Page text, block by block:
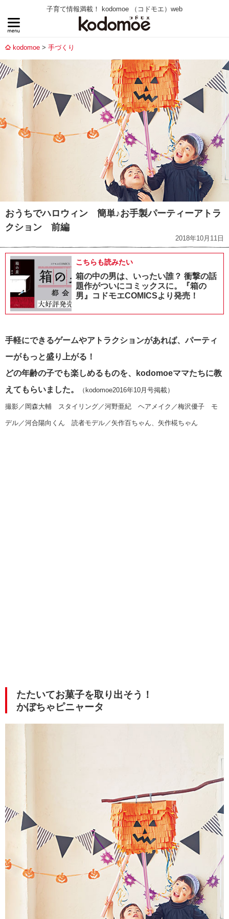
子育て情報満載！ kodomoe （コドモエ）web
kodomoe 手づくり
おうちでハロウィン 簡単♪お手製パーティーアトラ
クション 前編
2018年10月11日
こちらも読みたい
箱の中の男は、いったい誰？ 衝撃の話
題作がついにコミックスに。『箱の
男』コドモエCOMICSより発売！
手軽にできるゲームやアトラクションがあれば、パーティ
ーがもっと盛り上がる！
どの年齢の子でも楽しめるものを、kodomoeママたちに教
えてもらいました。
（kodomoe2016年10月号掲載）
撮影／岡森大輔 スタイリング／河野亜紀 ヘアメイク／梅沢優子 モ
デル／河合陽向くん 読者モデル／矢作百ちゃん、矢作椛ちゃん
たたいてお菓子を取り出そう！
かぼちゃピニャータ